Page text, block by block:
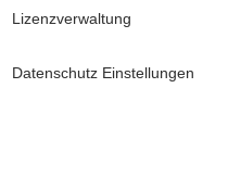
Lizenzverwaltung
Datenschutz Einstellungen